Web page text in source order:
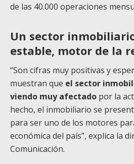
de las 40.000 operaciones
Un sector
estable, motor de la
“Son cifras muy positivas y
muestran que el sector
viendo muy afectado por la
hecho, el inmobiliario se
para ser uno de los motores
económica del país”, explica la
Comunicación.